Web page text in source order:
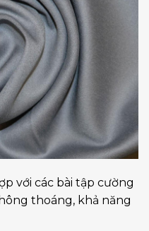
với các bài tập cường
thoáng, khả năng